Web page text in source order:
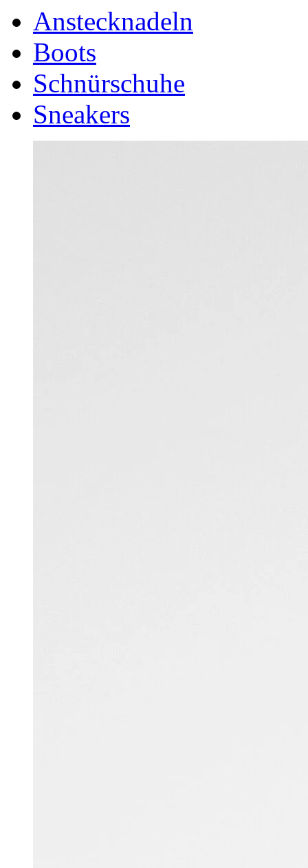
Anstecknadeln
Boots
Schnürschuhe
Sneakers